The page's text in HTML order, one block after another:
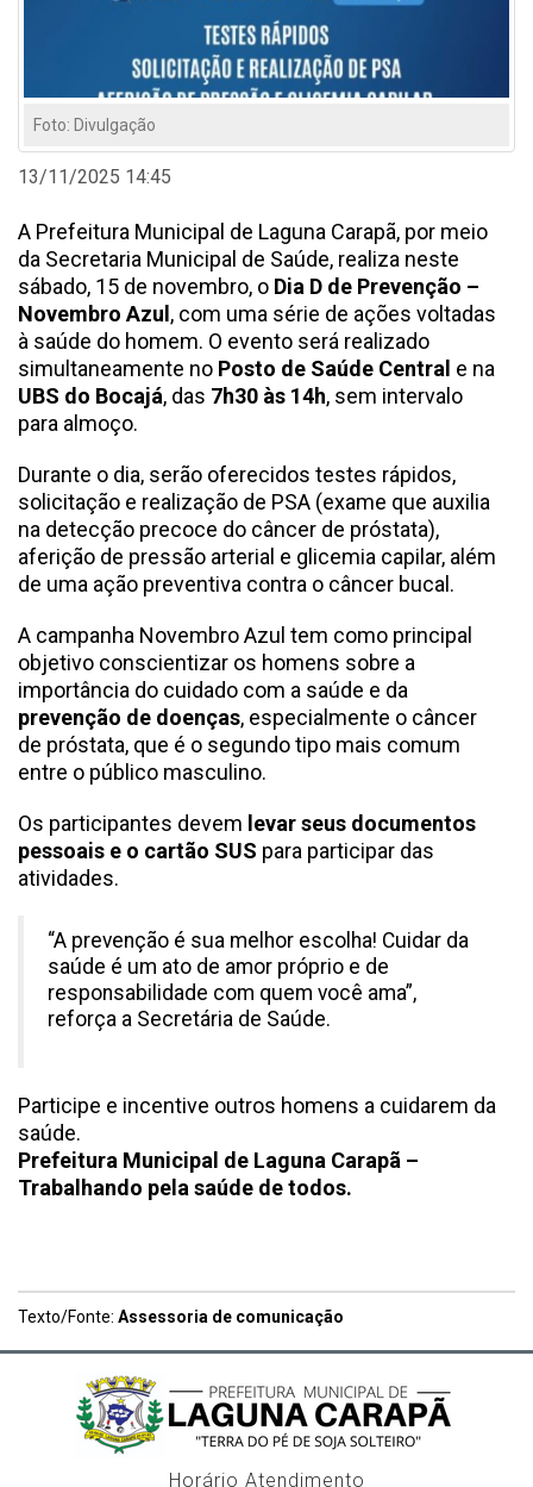
Foto: Divulgação
13/11/2025 14:45
A Prefeitura Municipal de Laguna Carapã, por meio
da Secretaria Municipal de Saúde, realiza neste
sábado, 15 de novembro, o Dia D de Prevenção –
Novembro Azul , com uma série de ações voltadas
à saúde do homem. O evento será realizado
simultaneamente no Posto de Saúde Central e na
UBS do Bocajá, das 7h30 às 14h, sem intervalo
para almoço.
Durante o dia, serão oferecidos testes rápidos,
solicitação e realização de PSA (exame que auxilia
na detecção precoce do câncer de próstata),
aferição de pressão arterial e glicemia capilar, além
de uma ação preventiva contra o câncer bucal.
A campanha Novembro Azul tem como principal
objetivo conscientizar os homens sobre a
importância do cuidado com a saúde e da
prevenção de doenças, especialmente o câncer
de próstata, que é o segundo tipo mais comum
entre o público masculino.
Os participantes devem levar seus documentos
pessoais e o cartão SUS para participar das
atividades.
“A prevenção é sua melhor escolha! Cuidar da
saúde é um ato de amor próprio e de
responsabilidade com quem você ama”,
reforça a Secretária de Saúde.
Participe e incentive outros homens a cuidarem da
saúde.
Prefeitura Municipal de Laguna Carapã –
Trabalhando pela saúde de todos.
Texto/Fonte: Assessoria de comunicação
Horário Atendimento